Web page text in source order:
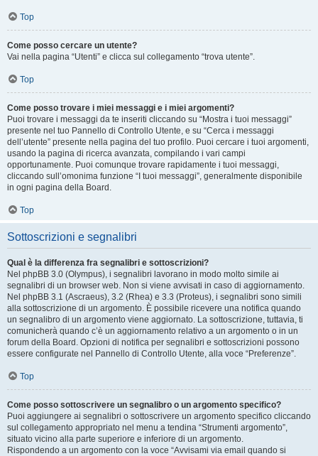
Top
Come posso cercare un utente?
Vai nella pagina “Utenti” e clicca sul collegamento “trova utente”.
Top
Come posso trovare i miei messaggi e i miei argomenti?
Puoi trovare i messaggi da te inseriti cliccando su “Mostra i tuoi messaggi”
presente nel tuo Pannello di Controllo Utente, e su “Cerca i messaggi
dell’utente” presente nella pagina del tuo profilo. Puoi cercare i tuoi argomenti,
usando la pagina di ricerca avanzata, compilando i vari campi
opportunamente. Puoi comunque trovare rapidamente i tuoi messaggi,
cliccando sull’omonima funzione “I tuoi messaggi”, generalmente disponibile
in ogni pagina della Board.
Top
Sottoscrizioni e segnalibri
Qual è la differenza fra segnalibri e sottoscrizioni?
Nel phpBB 3.0 (Olympus), i segnalibri lavorano in modo molto simile ai
segnalibri di un browser web. Non si viene avvisati in caso di aggiornamento.
Nel phpBB 3.1 (Ascraeus), 3.2 (Rhea) e 3.3 (Proteus), i segnalibri sono simili
alla sottoscrizione di un argomento. È possibile ricevere una notifica quando
un segnalibro di un argomento viene aggiornato. La sottoscrizione, tuttavia, ti
comunicherà quando c’è un aggiornamento relativo a un argomento o in un
forum della Board. Opzioni di notifica per segnalibri e sottoscrizioni possono
essere configurate nel Pannello di Controllo Utente, alla voce “Preferenze”.
Top
Come posso sottoscrivere un segnalibro o un argomento specifico?
Puoi aggiungere ai segnalibri o sottoscrivere un argomento specifico cliccando
sul collegamento appropriato nel menu a tendina “Strumenti argomento”,
situato vicino alla parte superiore e inferiore di un argomento.
Rispondendo a un argomento con la voce “Avvisami via email quando si